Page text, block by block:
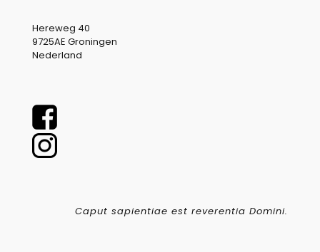
Hereweg 40
9725AE Groningen
Nederland
Caput sapientiae est reverentia Domini.